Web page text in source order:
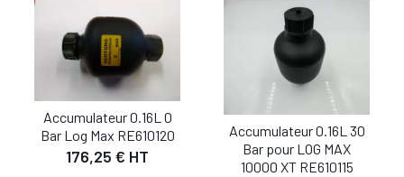
Accumulateur 0.16L 0
Bar Log Max RE610120
176,25 € HT
Accumulateur 0.16L 30
Bar pour LOG MAX
10000 XT RE610115